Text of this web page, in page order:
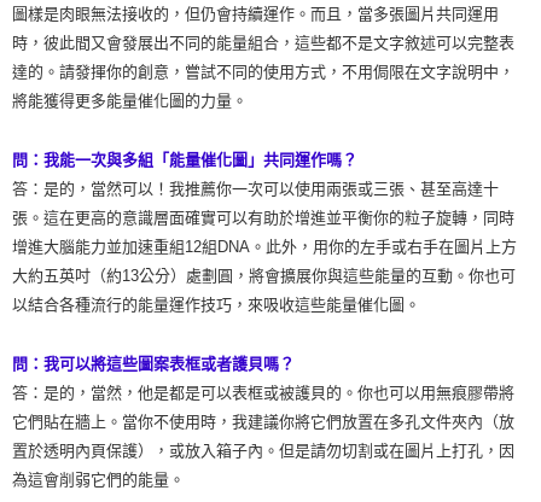
圖樣是肉眼無法接收的，但仍會持續運作。而且，當多張圖片共同運用
時，彼此間又會發展出不同的能量組合，這些都不是文字敘述可以完整表
達的。請發揮你的創意，嘗試不同的使用方式，不用侷限在文字說明中，
將能獲得更多能量催化圖的力量。
問：我能一次與多組「能量催化圖」共同運作嗎？
答：是的，當然可以！我推薦你一次可以使用兩張或三張、甚至高達十
張。這在更高的意識層面確實可以有助於增進並平衡你的粒子旋轉，同時
增進大腦能力並加速重組12組DNA。此外，用你的左手或右手在圖片上方
大約五英吋（約13公分）處劃圓，將會擴展你與這些能量的互動。你也可
以結合各種流行的能量運作技巧，來吸收這些能量催化圖。
問：我可以將這些圖案表框或者護貝嗎？
答：是的，當然，他是都是可以表框或被護貝的。你也可以用無痕膠帶將
它們貼在牆上。當你不使用時，我建議你將它們放置在多孔文件夾內（放
置於透明內頁保護），或放入箱子內。但是請勿切割或在圖片上打孔，因
為這會削弱它們的能量。